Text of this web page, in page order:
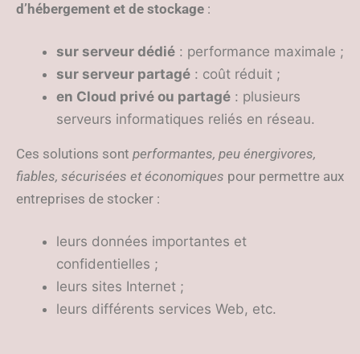
d’hébergement et de stockage :
sur serveur dédié : performance maximale ;
sur serveur partagé : coût réduit ;
en Cloud privé ou partagé : plusieurs
serveurs informatiques reliés en réseau.
Ces solutions sont performantes, peu énergivores,
fiables, sécurisées et économiques pour permettre aux
entreprises de stocker :
leurs données importantes et
confidentielles ;
leurs sites Internet ;
leurs différents services Web, etc.